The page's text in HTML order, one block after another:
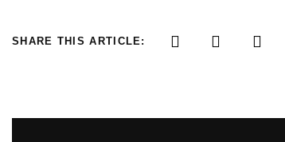
SHARE THIS ARTICLE: